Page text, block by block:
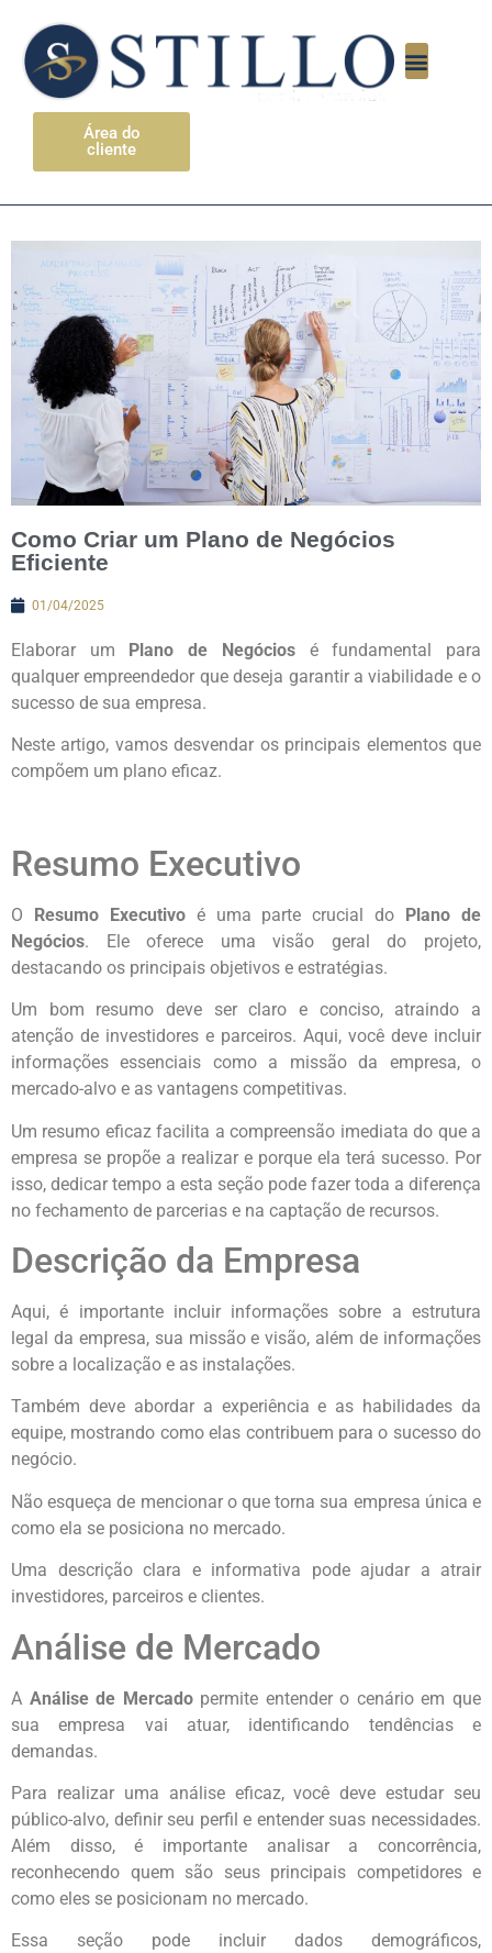
Área do
cliente
Como Criar um Plano de Negócios
Eficiente
01/04/2025
Elaborar um Plano de Negóciosé fundamental para
qualquer empreendedor que deseja garantir a viabilidade e o
sucesso de sua empresa.
Neste artigo, vamos desvendar os principais elementos que
compõem um plano eficaz.
Resumo Executivo
O Resumo Executivoé uma parte crucial do Plano de
Negócios. Ele oferece uma visão geral do projeto,
destacando os principais objetivos e estratégias.
Um bom resumo deve ser claro e conciso, atraindo a
atenção de investidores e parceiros. Aqui, você deve incluir
informações essenciais como a missão da empresa, o
mercado-alvo e as vantagens competitivas.
Um resumo eficaz facilita a compreensão imediata do que a
empresa se propõe a realizar e porque ela terá sucesso. Por
isso, dedicar tempo a esta seção pode fazer toda a diferença
no fechamento de parcerias e na captação de recursos.
Descrição da Empresa
Aqui, é importante incluir informações sobre a estrutura
legal da empresa, sua missão e visão, além de informações
sobre a localização e as instalações.
Também deve abordar a experiência e as habilidades da
equipe, mostrando como elas contribuem para o sucesso do
negócio.
Não esqueça de mencionar o que torna sua empresa única e
como ela se posiciona no mercado.
Uma descrição clara e informativa pode ajudar a atrair
investidores, parceiros e clientes.
Análise de Mercado
A Análise de Mercadopermite entender o cenário em que
sua empresa vai atuar, identificando tendências e
demandas.
Para realizar uma análise eficaz, você deve estudar seu
público-alvo, definir seu perfil e entender suas necessidades.
Além disso, é importante analisar a concorrência,
reconhecendo quem são seus principais competidores e
como eles se posicionam no mercado.
Essa seção pode incluir dados demográficos,